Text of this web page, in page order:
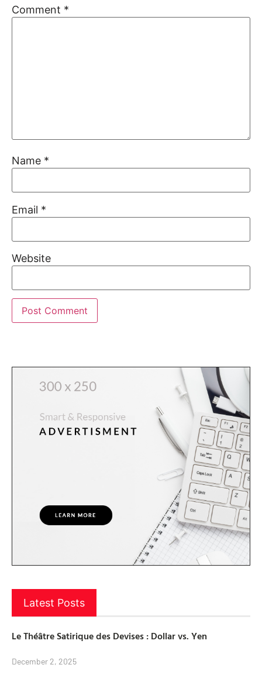
Comment *
Name *
Email *
Website
Latest Posts
Le Théâtre Satirique des Devises : Dollar vs. Yen
December 2, 2025